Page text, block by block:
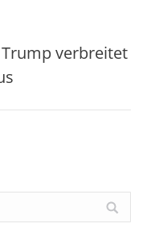
verbreitet